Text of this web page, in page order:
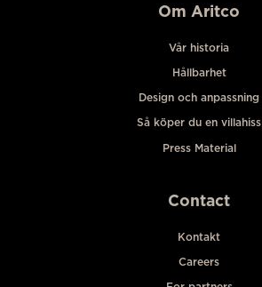
Om Aritco
Vår historia
Hållbarhet
Design och anpassning
Så köper du en villahiss
Press Material
Contact
Kontakt
Careers